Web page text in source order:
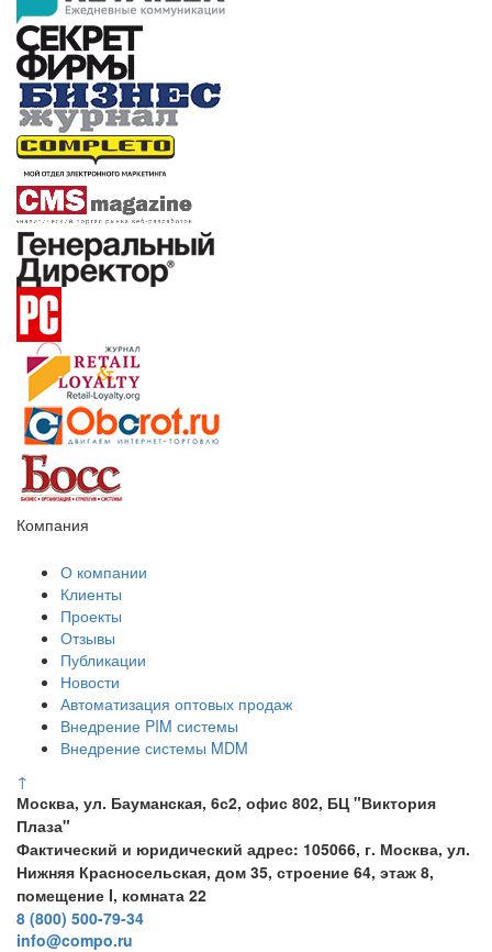
Компания
О компании
Клиенты
Проекты
Отзывы
Публикации
Новости
Автоматизация оптовых продаж
Внедрение PIM системы
Внедрение системы MDM
↑
Москва, ул. Бауманская, 6с2, офис 802, БЦ "Виктория
Плаза"
Фактический и юридический адрес: 105066, г. Москва, ул.
Нижняя Красносельская, дом 35, строение 64, этаж 8,
помещение I, комната 22
8 (800) 500-79-34
info@compo.ru